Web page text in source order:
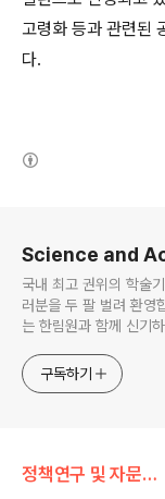
고령화 등과 관련된
다.
Science and
국내 최고 권위의 학술
러분을 두 팔 벌려 환영
는 한림원과 함께 신기
구독하기
정책연구 및 자문/정책연구소